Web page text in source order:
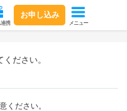
携
お申し込み
メニュー
ださい。
ください。